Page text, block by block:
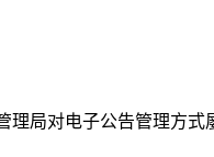
理局对电子公告管理方